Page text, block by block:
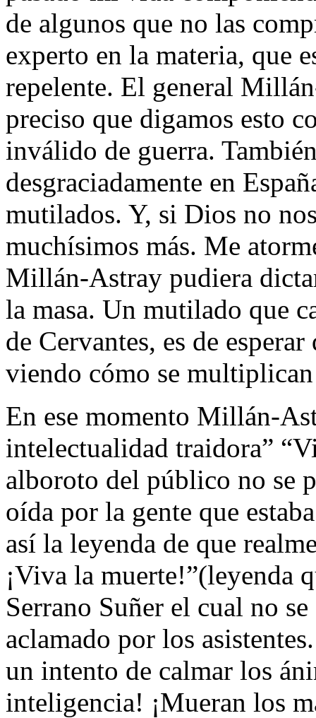
de algunos que no las
experto en la materia, que
repelente. El general
preciso que digamos esto
inválido de guerra.
desgraciadamente en
mutilados. Y, si Dios no
muchísimos más. Me
Millán-Astray pudiera
la masa. Un mutilado que
de Cervantes, es de
viendo cómo se
En ese momento Millán-
intelectualidad traidora”
alboroto del público no se
oída por la gente que
así la leyenda de que
¡Viva la muerte!”(leyenda
Serrano Suñer el cual no
aclamado por los
un intento de calmar los
inteligencia! ¡Mueran los